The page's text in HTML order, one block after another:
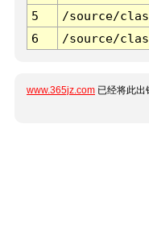
5
/source/
6
/source/
www.365jz.com 已经将此出